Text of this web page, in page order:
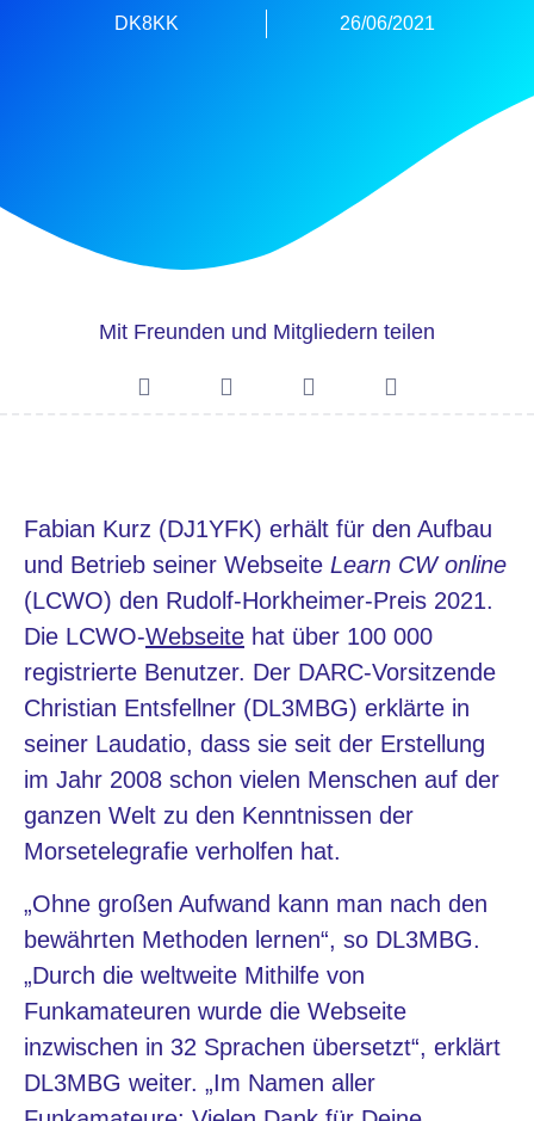
DK8KK 26/06/2021
Mit Freunden und Mitgliedern teilen
Fabian Kurz (DJ1YFK) erhält für den Aufbau
und Betrieb seiner Webseite Learn CW online
(LCWO) den Rudolf-Horkheimer-Preis 2021.
Die LCWO-Webseite hat über 100 000
registrierte Benutzer. Der DARC-Vorsitzende
Christian Entsfellner (DL3MBG) erklärte in
seiner Laudatio, dass sie seit der Erstellung
im Jahr 2008 schon vielen Menschen auf der
ganzen Welt zu den Kenntnissen der
Morsetelegrafie verholfen hat.
„Ohne großen Aufwand kann man nach den
bewährten Methoden lernen“, so DL3MBG.
„Durch die weltweite Mithilfe von
Funkamateuren wurde die Webseite
inzwischen in 32 Sprachen übersetzt“, erklärt
DL3MBG weiter. „Im Namen aller